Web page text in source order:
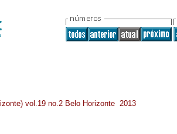
vol.19 no.2 Belo Horizonte 2013